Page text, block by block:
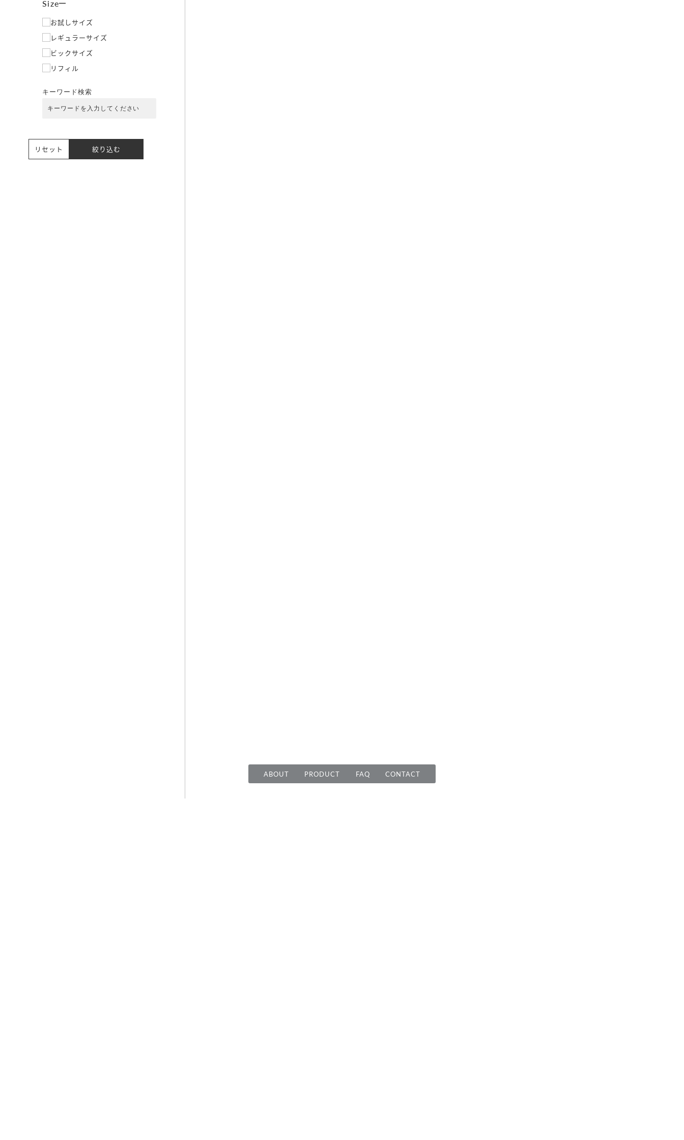
ABOUT PRODUCT FAQ CONTACT
Size
お試しサイズ
レギュラーサイズ
ビックサイズ
リフィル
キーワード検索
リセット 絞り込む